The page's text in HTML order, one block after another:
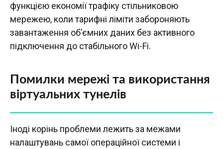
функцією економії трафіку стільниковою
мережею, коли тарифні ліміти забороняють
завантаження об’ємних даних без активного
підключення до стабільного Wi-Fi.
Помилки мережі та використання
віртуальних тунелів
Іноді корінь проблеми лежить за межами
налаштувань самої операційної системи і